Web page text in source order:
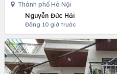
Thành phố Hà Nội
Nguyễn Đức Hải
Đăng 10 giờ trước